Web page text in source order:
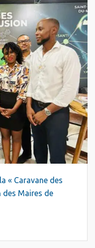
« Caravane des
des Maires de